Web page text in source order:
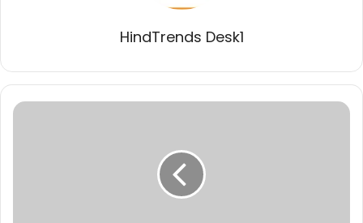
HindTrends Desk1
भोपाल